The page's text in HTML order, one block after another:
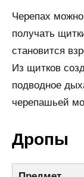
Черепах
получать
становится
Из щитков
подводное
черепашьей
Дропы